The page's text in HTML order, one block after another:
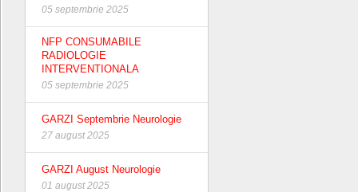
05 septembrie 2025
NFP CONSUMABILE
RADIOLOGIE
INTERVENTIONALA
05 septembrie 2025
GARZI Septembrie Neurologie
27 august 2025
GARZI August Neurologie
01 august 2025